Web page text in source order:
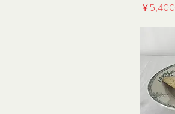
価格
￥5,400